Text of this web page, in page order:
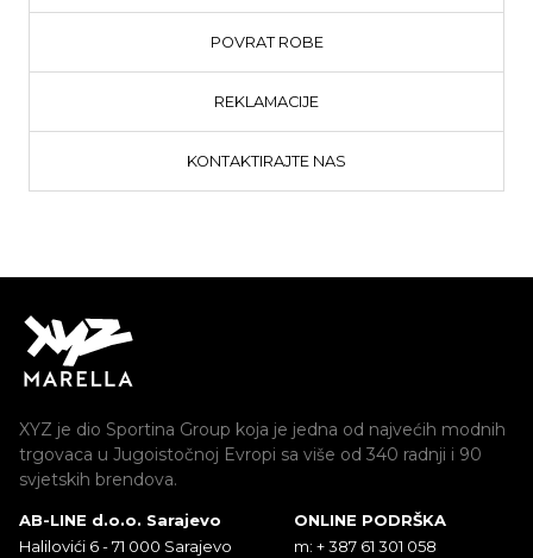
POVRAT ROBE
REKLAMACIJE
KONTAKTIRAJTE NAS
XYZ je dio Sportina Group koja je jedna od najvećih modnih
trgovaca u Jugoistočnoj Evropi sa više od 340 radnji i 90
svjetskih brendova.
AB-LINE d.o.o. Sarajevo
Halilovići 6 - 71 000 Sarajevo
ONLINE PODRŠKA
m: + 387 61 301 058